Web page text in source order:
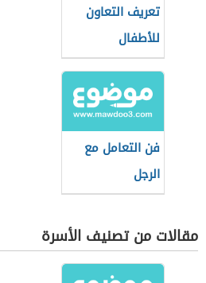
تعريف التعاون
للأطفال
فن التعامل مع
الرجل
مقالات من تصنيف الأسرة